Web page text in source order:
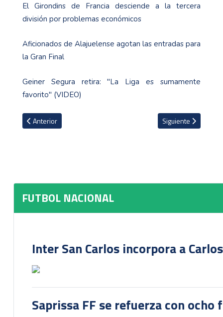
El Girondins de Francia desciende a la tercera
división por problemas económicos
Aficionados de Alajuelense agotan las entradas para
la Gran Final
Geiner Segura retira: "La Liga es sumamente
favorito" (VIDEO)
Artículo anterior: Los números de Óscar Esteban Granados
Anterior Artículo siguiente:
Siguiente
FUTBOL NACIONAL
Inter San Carlos incorpora a
Saprissa FF se refuerza con